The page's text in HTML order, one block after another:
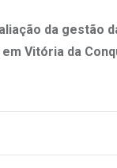
da gestão
Vitória da